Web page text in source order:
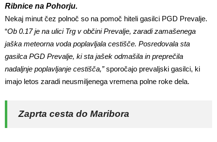
Ribnice na Pohorju.
Nekaj minut čez polnoč so na pomoč hiteli gasilci PGD Prevalje.
“Ob 0.17 je na ulici Trg v občini Prevalje, zaradi zamašenega
jaška meteorna voda poplavljala cestišče. Posredovala sta
gasilca PGD Prevalje, ki sta jašek odmašila in preprečila
nadaljnje poplavljanje cestišča,”sporočajo prevaljski gasilci, ki
imajo letos zaradi neusmiljenega vremena polne roke dela.
Zaprta cesta do Maribora